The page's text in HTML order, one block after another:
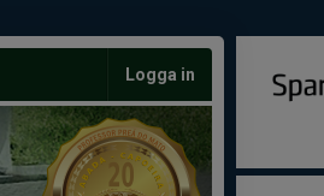
Logga in